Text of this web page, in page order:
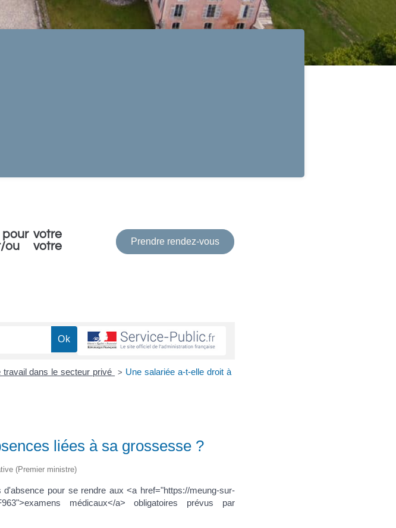
votre
ou votre
Prendre rendez-vous
travail dans le secteur privé > Une salariée a-t-elle droit à
liées à sa grossesse ?
(Premier ministre)
pour se rendre aux <a href="https://meung-sur-
médicaux</a> obligatoires prévus par